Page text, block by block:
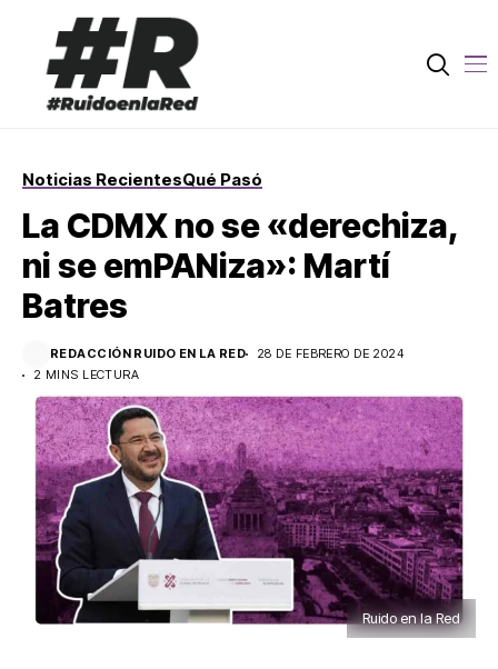
Noticias RecientesQué Pasó
La CDMX no se «derechiza,
ni se emPANiza»: Martí
Batres
REDACCIÓN RUIDO EN LA RED
28 DE FEBRERO DE 2024
2 MINS LECTURA
Ruido en la Red